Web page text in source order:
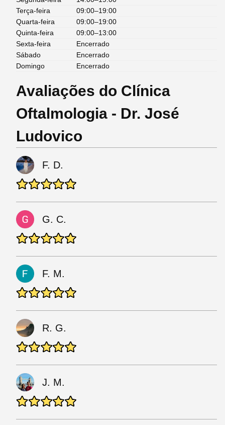
Terça-feira
09:00–19:00
Quarta-feira
09:00–19:00
Quinta-feira
09:00–13:00
Sexta-feira
Encerrado
Sábado
Encerrado
Domingo
Encerrado
Avaliações do Clínica
Oftalmologia - Dr. José
Ludovico
F. D.
G. C.
F. M.
R. G.
J. M.